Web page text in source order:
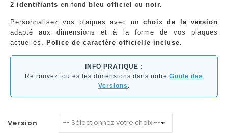
2 identifiants en fond bleu officiel ou noir.
Personnalisez vos plaques avec un choix de la version
adapté aux dimensions et à la forme de vos plaques
actuelles. Police de caractère officielle incluse.
INFO PRATIQUE :
Retrouvez toutes les dimensions dans notre Guide des
Versions .
Version